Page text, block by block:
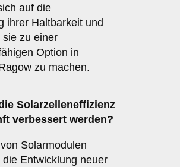
auf die
ihrer Haltbarkeit und
sie zu einer
Option in
zu machen.
Solarzelleneffizienz
verbessert werden?
Solarmodulen
die Entwicklung neuer